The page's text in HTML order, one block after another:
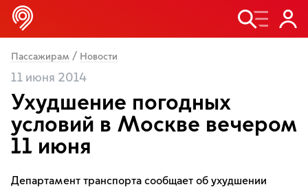
Пассажирам / Новости
11 июня 2014
Ухудшение погодных
условий в Москве вечером
11 июня
Департамент транспорта сообщает об ухудшении